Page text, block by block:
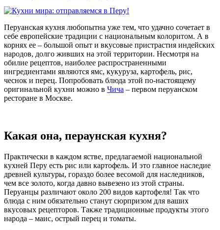
Перуанская кухня любопытна уже тем, что удачно сочетает в
себе европейские традиции с национальным колоритом. А в
корнях ее – большой опыт и вкусовые пристрастия индейских
народов, долго живших на этой территории. Несмотря на
обилие рецептов, наиболее распространенными
ингредиентами являются ямс, кукуруза, картофель, рис,
чеснок и перец. Попробовать блюда этой по-настоящему
оригинальной кухни можно в Чича – первом перуанском
ресторане в Москве.
Какая она, пераунская кухня?
Практически в каждом ястве, предлагаемой национальной
кухней Перу есть рис или картофель. И это главное наследие
древней культуры, гораздо более весомой для наследников,
чем все золото, когда давно вывезено из этой страны.
Перуанцы различают около 200 видов картофеля! Так что
блюда с ним обязательно станут сюрпризом для ваших
вкусовых рецепторов. Также традиционные продукты этого
народа – маис, острый перец и томаты.